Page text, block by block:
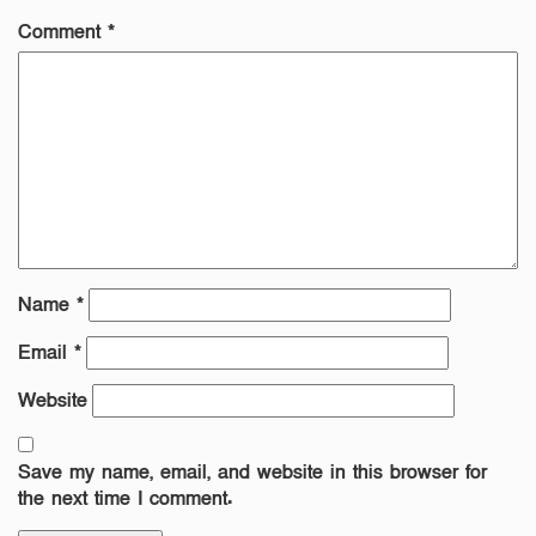
Comment *
Name *
Email *
Website
Save my name, email, and website in this browser for
the next time I comment.